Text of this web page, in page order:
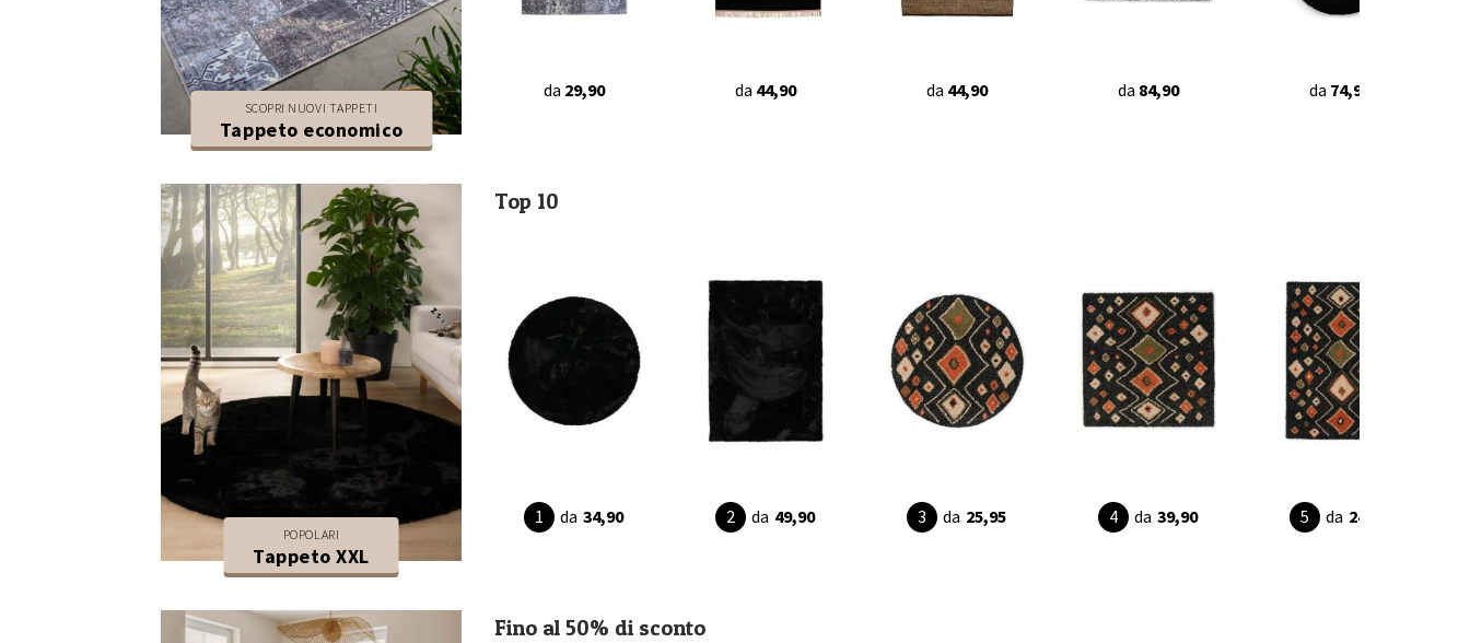
SCOPRI NUOVI TAPPETI
Tappeto economico
da 29,90 da 44,90 da 44,90 da 84,90 da 74,90
POPOLARI
Tappeto XXL
Top 10
da 34,90 da 49,90 da 25,95 da 39,90 da 24,90
Fino al 50% di sconto